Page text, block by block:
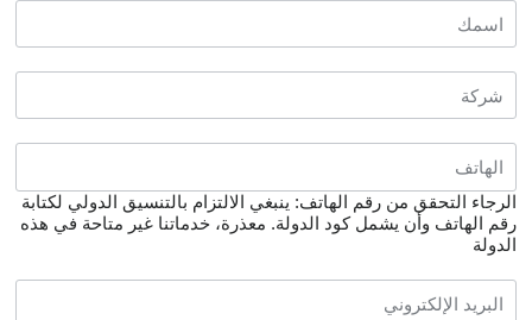
الرجاء التحقق من رقم الهاتف: ينبغي الالتزام بالتنسيق الدولي لكتابة
رقم الهاتف وأن يشمل كود الدولة. معذرة، خدماتنا غير متاحة في هذه
الدولة